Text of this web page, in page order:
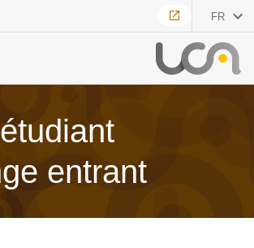
FR
entrant